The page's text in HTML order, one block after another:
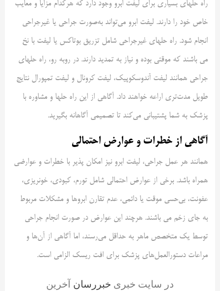
راه حلهای بسیاری برای لیفت ابرو وجود دارد که هرکدام مزایا و معایب
خاص خود را دارند. لیفت ابرو می‌تواند به‌صورت جراحی یا غیرجراحی
انجام شود. راه حلهای غیرجراحی شامل تزریق بوتاکس یا لیفت با نخ
می باشند که موقتی بوده و نیاز به تمدید دارند. در روبه رو، راه حلهای
جراحی همانند لیفت آندوسکوپیک، لیفت کرونال و لیفت تمپورال نتایج
طویل مدت‌تری اراعه خواهند داد. آگاهی از این راه حلها و مشاوره با
پزشک به شما پشتیبانی می‌کند تا تصمیمی آگاهانه بگیرید.
آگاهی از خطرات و عوارض احتمالی
همانند هر عمل جراحی، لیفت ابرو نیز امکان پذیر با خطرات و عوارضی
همراه باشد. برخی از عوارض احتمالی شامل تورم، کبودی، خونریزی،
عفونت، بی‌حسی موقت یا دائمی، عدم تقارن ابروها و مشکلات مربوط
به جای زخم می باشند. هرچند این عوارض در صورت انجام جراحی
توسط یک متخصص ماهر به حداقل می‌رسند، اما آگاهی از آن‌ها و
مراعات دستورالعمل‌های پزشک برای افت ریسک الزامی است.
در سایت خبری خبررسان آخرین